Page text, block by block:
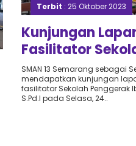
Terbit : 25 Oktober 2023
Kunjungan
Fasilitator
Penggerak
SMAN 13 Semarang sebagai
mendapatkan kunjungan
fasilitator Sekolah Penggerak
S.Pd.I pada Selasa, 24..